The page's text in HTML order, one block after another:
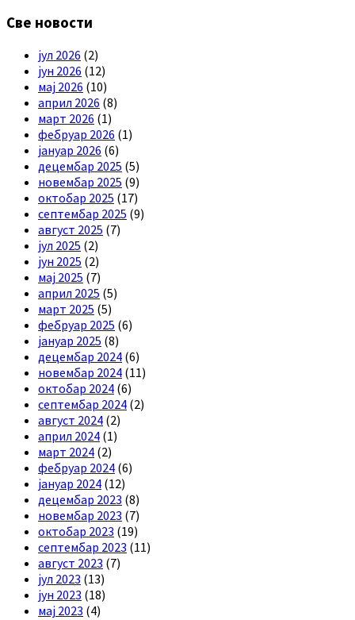
Све новости
јул 2026 (2)
јун 2026 (12)
мај 2026 (10)
април 2026 (8)
март 2026 (1)
фебруар 2026 (1)
јануар 2026 (6)
децембар 2025 (5)
новембар 2025 (9)
октобар 2025 (17)
септембар 2025 (9)
август 2025 (7)
јул 2025 (2)
јун 2025 (2)
мај 2025 (7)
април 2025 (5)
март 2025 (5)
фебруар 2025 (6)
јануар 2025 (8)
децембар 2024 (6)
новембар 2024 (11)
октобар 2024 (6)
септембар 2024 (2)
август 2024 (2)
април 2024 (1)
март 2024 (2)
фебруар 2024 (6)
јануар 2024 (12)
децембар 2023 (8)
новембар 2023 (7)
октобар 2023 (19)
септембар 2023 (11)
август 2023 (7)
јул 2023 (13)
јун 2023 (18)
мај 2023 (4)